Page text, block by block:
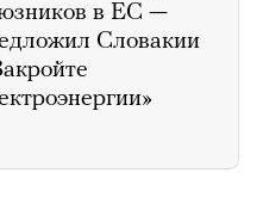
в ЕС —
Словакии